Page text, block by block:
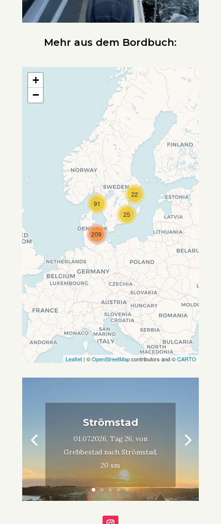
Mehr aus dem Bordbuch:
Travelers' Map wird geladen …
Wenn du dies siehst, nachdem
deine Seite vollständig geladen
wurde, fehlen leafletJS-Dateien.
22
25
209
91
+
−
Leaflet | ©OpenStreetMapcontributors and ©CARTO
Strömstad
01.07.2026, Tag 26, von
Grebbestad nach Strömstad,
20 sm